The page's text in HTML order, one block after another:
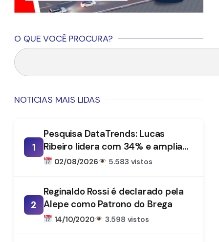
O QUE VOCÊ PROCURA?
NOTICIAS MAIS LIDAS
1
Pesquisa DataTrends: Lucas
Ribeiro lidera com 34% e amplia
vantagem na disputa pelo
02/08/2026 5.583 vistos
2
Reginaldo Rossi é declarado pela
Alepe como Patrono do Brega
14/10/2020 3.598 vistos